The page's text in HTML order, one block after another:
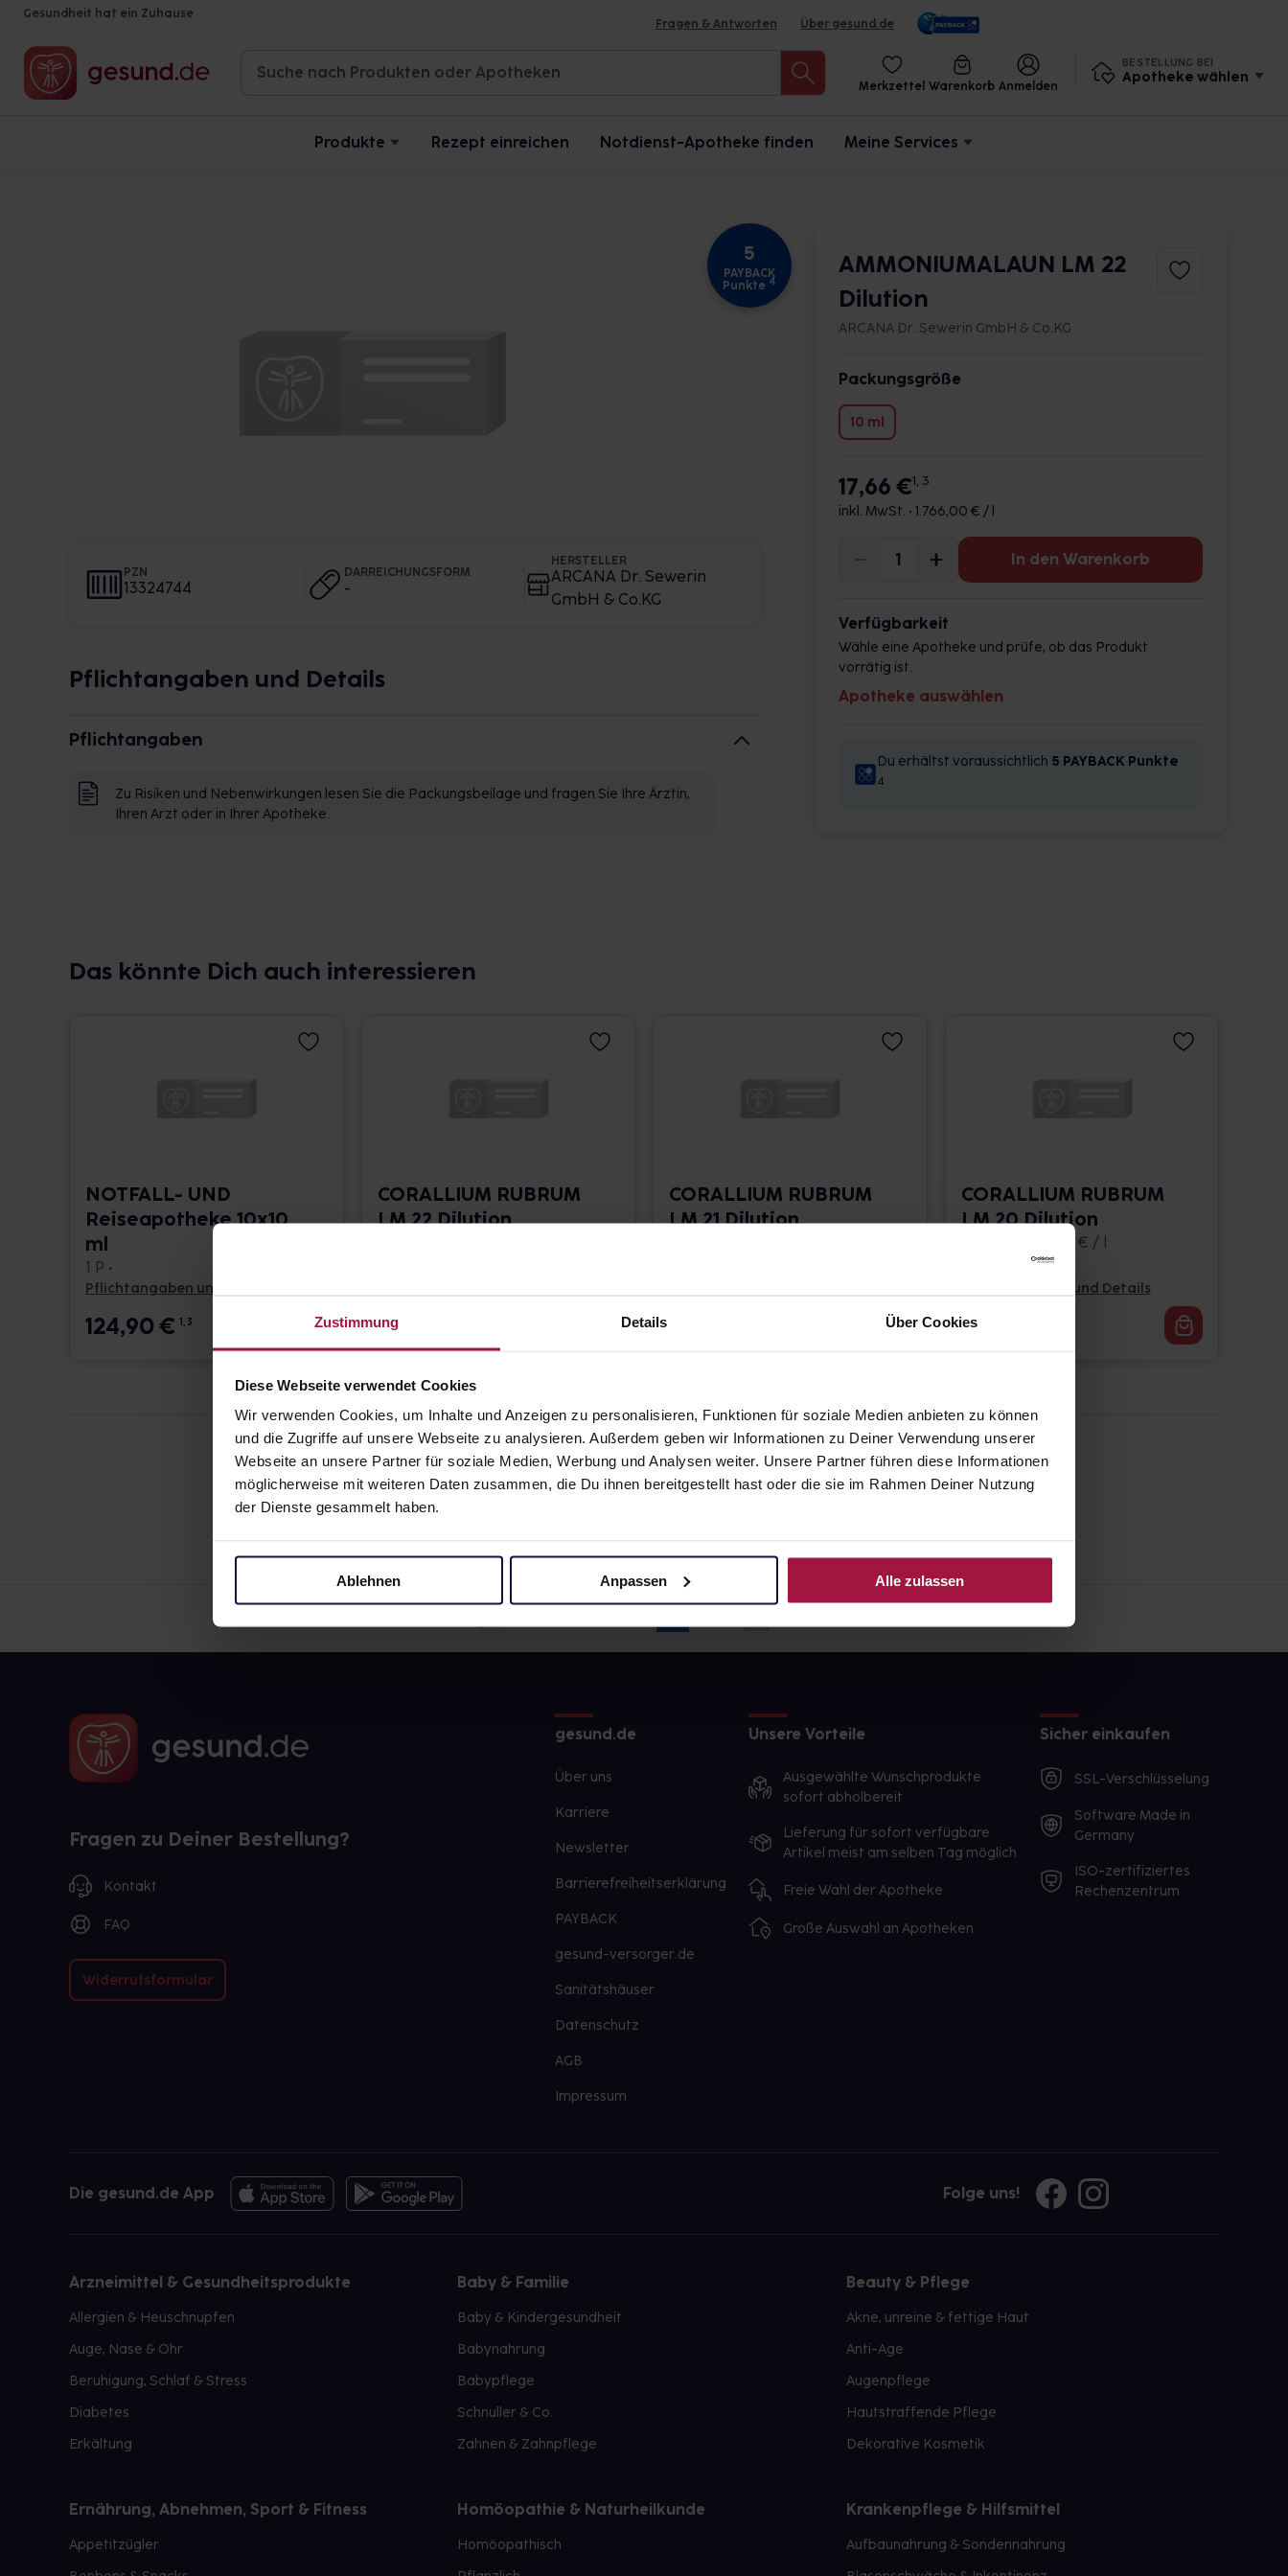
Zustimmung Details Über Cookies
Diese Webseite verwendet Cookies
Wir verwenden Cookies, um Inhalte und Anzeigen zu personalisieren, Funktionen für soziale Medien anbieten zu können
und die Zugriffe auf unsere Webseite zu analysieren. Außerdem geben wir Informationen zu Deiner Verwendung unserer
Webseite an unsere Partner für soziale Medien, Werbung und Analysen weiter. Unsere Partner führen diese Informationen
möglicherweise mit weiteren Daten zusammen, die Du ihnen bereitgestellt hast oder die sie im Rahmen Deiner Nutzung
der Dienste gesammelt haben.
Ablehnen Anpassen Alle zulassen
Gesundheit hat ein Zuhause
Fragen & Antworten Über gesund.de
Merkzettel Warenkorb Anmelden
BESTELLUNG BEI
Apotheke wählen
Produkte Rezept einreichen Notdienst-Apotheke finden Meine Services
5
PAYBACK
Punkte 4
PZN
13324744
DARREICHUNGSFORM
-
HERSTELLER
ARCANA Dr. Sewerin
GmbH & Co.KG
Pflichtangaben und Details
Pflichtangaben
Zu Risiken und Nebenwirkungen lesen Sie die Packungsbeilage und fragen Sie Ihre Ärztin,
Ihren Arzt oder in Ihrer Apotheke.
AMMONIUMALAUN LM 22
Dilution
ARCANA Dr. Sewerin GmbH & Co.KG
Packungsgröße
10 ml
17,66 €1, 3
inkl. MwSt. • 1.766,00 € / l
In den Warenkorb
Verfügbarkeit
Wähle eine Apotheke und prüfe, ob das Produkt
vorrätig ist.
Apotheke auswählen
Du erhältst voraussichtlich 5 PAYBACK Punkte
4
Das könnte Dich auch interessieren
NOTFALL- UND
Reiseapotheke 10x10
ml
1 P •
Pflichtangaben und Details
124,90€ 1, 3
CORALLIUM RUBRUM
LM 22 Dilution
17,66
CORALLIUM RUBRUM
LM 21 Dilution
CORALLIUM RUBRUM
LM 20 Dilution
10 ml • 1.662,00 € / l
Pflichtangaben und Details
16,62
Fragen zu Deiner Bestellung?
Kontakt
FAQ
Widerrufsformular
gesund.de
Über uns
Karriere
Newsletter
Barrierefreiheitserklärung
PAYBACK
gesund-versorger.de
Sanitätshäuser
Datenschutz
AGB
Impressum
Unsere Vorteile
Ausgewählte Wunschprodukte
sofort abholbereit
Lieferung für sofort verfügbare
Artikel meist am selben Tag möglich
Freie Wahl der Apotheke
Große Auswahl an Apotheken
Sicher einkaufen
SSL-Verschlüsselung
Software Made in
Germany
ISO-zertifiziertes
Rechenzentrum
Die gesund.de App Folge uns!
Arzneimittel & Gesundheitsprodukte
Allergien & Heuschnupfen
Auge, Nase & Ohr
Beruhigung, Schlaf & Stress
Diabetes
Erkältung
Baby & Familie
Baby & Kindergesundheit
Babynahrung
Babypflege
Schnuller & Co.
Zahnen & Zahnpflege
Beauty & Pflege
Akne, unreine & fettige Haut
Anti-Age
Augenpflege
Hautstraffende Pflege
Dekorative Kosmetik
Ernährung, Abnehmen, Sport & Fitness
Appetitzügler
Homöopathie & Naturheilkunde
Homöopathisch
Krankenpflege & Hilfsmittel
Aufbaunahrung & Sondennahrung